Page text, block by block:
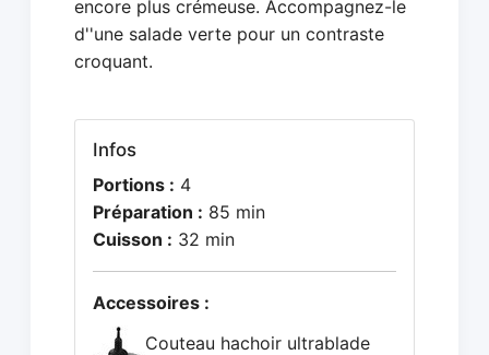
encore plus crémeuse. Accompagnez-le
d''une salade verte pour un contraste
croquant.
Infos
Portions : 4
Préparation : 85 min
Cuisson : 32 min
Accessoires :
Couteau hachoir ultrablade